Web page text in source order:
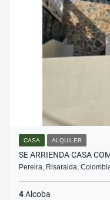
CASA ALQUILER
SE ARRIENDA CASA
Pereira, Risaralda,
4Alcoba